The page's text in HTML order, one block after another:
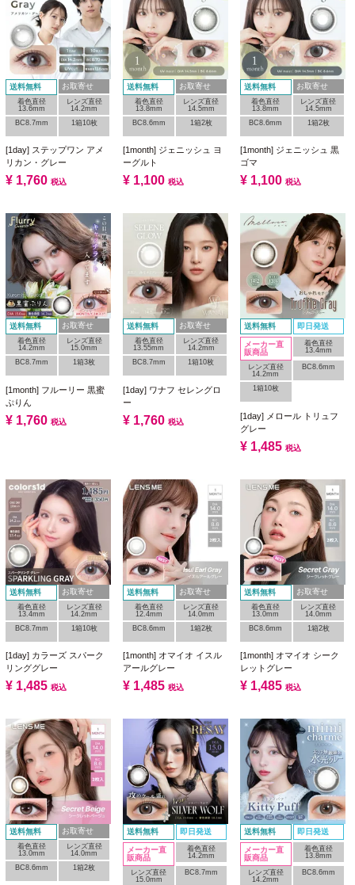
送料無料 お取寄せ
着色直径
13.6mm
レンズ直径
14.2mm
BC8.7mm
1箱10枚
[1day] ステップワン アメ
リカン・グレー
¥ 1,760 税込
送料無料 お取寄せ
着色直径
13.8mm
レンズ直径
14.5mm
BC8.6mm
1箱2枚
[1month] ジェニッシュ ヨ
ーグルト
¥ 1,100 税込
送料無料 お取寄せ
着色直径
13.8mm
レンズ直径
14.5mm
BC8.6mm
1箱2枚
[1month] ジェニッシュ 黒
ゴマ
¥ 1,100 税込
送料無料 お取寄せ
着色直径
14.2mm
レンズ直径
15.0mm
BC8.7mm
1箱3枚
[1month] フルーリー 黒蜜
ぷりん
¥ 1,760 税込
送料無料 お取寄せ
着色直径
13.55mm
レンズ直径
14.2mm
BC8.7mm
1箱10枚
[1day] ワナフ セレングロ
ー
¥ 1,760 税込
送料無料 即日発送
メーカー直
販商品
着色直径
13.4mm
レンズ直径
14.2mm
BC8.6mm
1箱10枚
[1day] メロール トリュフ
グレー
¥ 1,485 税込
送料無料 お取寄せ
着色直径
13.4mm
レンズ直径
14.2mm
BC8.7mm
1箱10枚
[1day] カラーズ スパーク
リンググレー
¥ 1,485 税込
送料無料 お取寄せ
着色直径
12.4mm
レンズ直径
14.0mm
BC8.6mm
1箱2枚
[1month] オマイオ イスル
アールグレー
¥ 1,485 税込
送料無料 お取寄せ
着色直径
13.0mm
レンズ直径
14.0mm
BC8.6mm
1箱2枚
[1month] オマイオ シーク
レットグレー
¥ 1,485 税込
送料無料 お取寄せ
着色直径
13.0mm
レンズ直径
14.0mm
BC8.6mm
1箱2枚
送料無料 即日発送
メーカー直
販商品
着色直径
14.2mm
レンズ直径
15.0mm
BC8.7mm
送料無料 即日発送
メーカー直
販商品
着色直径
13.8mm
レンズ直径
14.2mm
BC8.6mm